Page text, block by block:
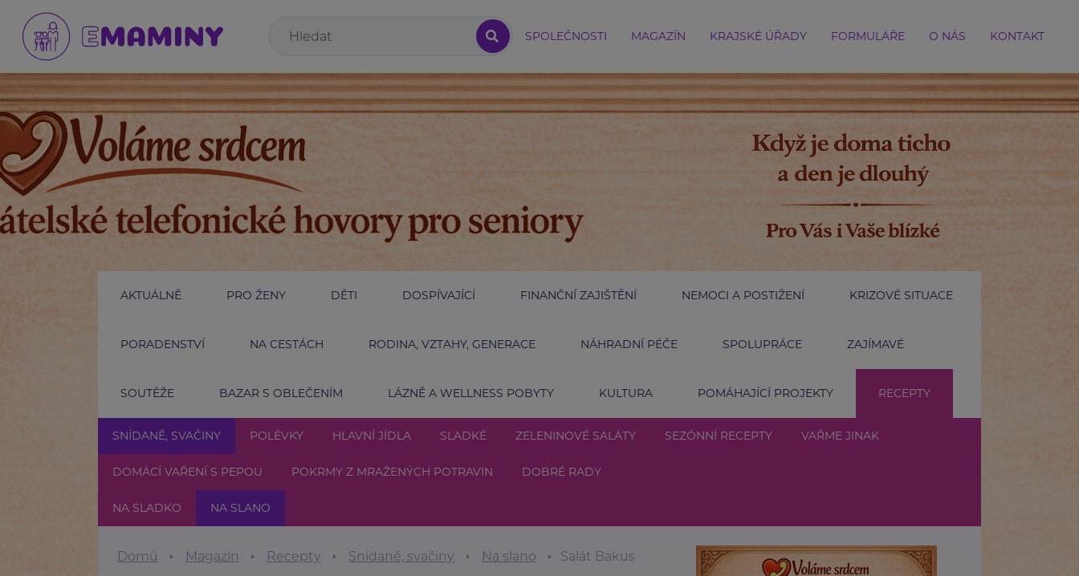
SPOLEČNOSTI MAGAZÍN KRAJSKÉ ÚŘADY FORMULÁŘE O NÁS KONTAKT
AKTUÁLNĚ PRO ŽENY DĚTI DOSPÍVAJÍCÍ FINANČNÍ ZAJIŠTĚNÍ NEMOCI A POSTIŽENÍ KRIZOVÉ SITUACE
PORADENSTVÍ NA CESTÁCH RODINA, VZTAHY, GENERACE NÁHRADNÍ PÉČE SPOLUPRÁCE ZAJÍMAVÉ
SOUTĚŽE BAZAR S OBLEČENÍM LÁZNĚ A WELLNESS POBYTY KULTURA POMÁHAJÍCÍ PROJEKTY RECEPTY
SNÍDANĚ, SVAČINY POLÉVKY HLAVNÍ JÍDLA SLADKÉ ZELENINOVÉ SALÁTY SEZÓNNÍ RECEPTY VAŘME JINAK
DOMÁCÍ VAŘENÍ S PEPOU POKRMY Z MRAŽENÝCH POTRAVIN DOBRÉ RADY
NA SLADKO NA SLANO
Domů Magazín Recepty Snídaně, svačiny Na slano Salát Bakus